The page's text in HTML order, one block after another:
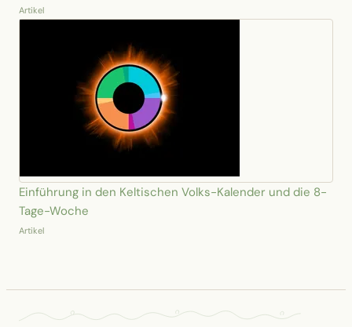
Artikel
Einführung in den Keltischen Volks-Kalender und die 8-
Tage-Woche
Artikel